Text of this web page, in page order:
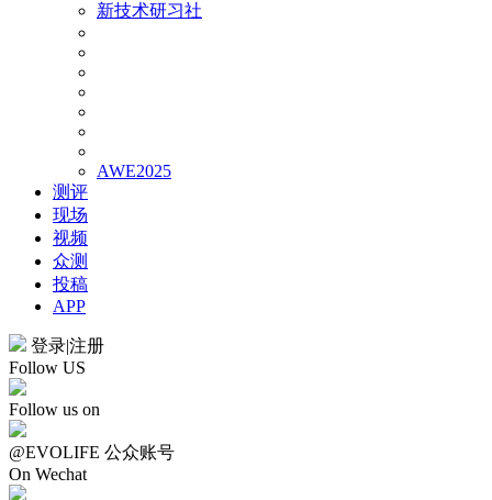
新技术研习社
AWE2025
测评
现场
视频
众测
投稿
APP
登录|注册
Follow US
Follow us on
@EVOLIFE 公众账号
On Wechat